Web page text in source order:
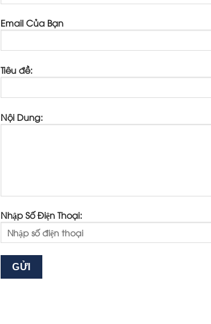
Email Của Bạn
Tiêu đề:
Nội Dung:
Nhập Số Điện Thoại: